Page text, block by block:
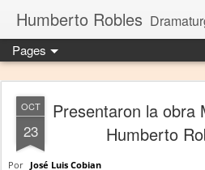
Humberto Robles Dramaturgo
Pages
OCT
23
Presentaron la obra
Humberto
Por José Luis Cobian